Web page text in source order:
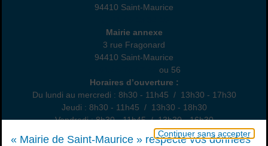
Continuer sans accepter
« Mairie de Saint-Maurice » respecte vos données
94410 Saint-Maurice
Annexe
Mairie annexe
3 rue Fragonard
94410 Saint-Maurice
ou 56
Horaires d’ouverture :
Du lundi au mercredi : 8h30 - 11h45 / 13h30 - 17h30
Jeudi : 8h30 - 11h45 / 13h30 - 18h30
Vendredi : 8h30 - 11h45 / 13h30 - 16h30
Un samedi par mois : permanence état civil, sur rendez-vous